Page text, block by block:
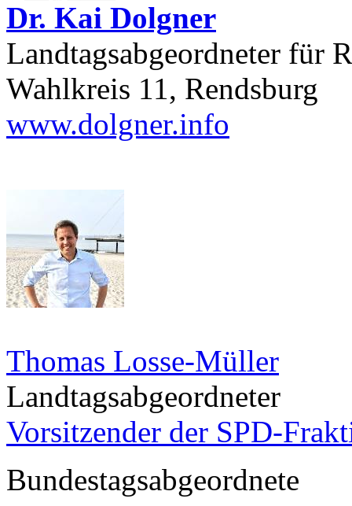
Dr. Kai Dolgner
Landtagsabgeordneter für
Wahlkreis 11, Rendsburg
www.dolgner.info
Thomas Losse-Müller
Landtagsabgeordneter
Vorsitzender der SPD-
Bundestagsabgeordnete